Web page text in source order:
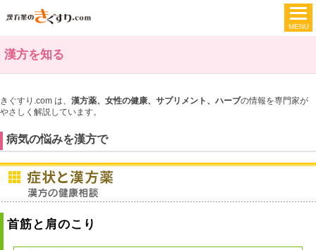
漢方を知る
きぐすり.com は、 漢方薬、女性の健康、サプリメント、ハーブの情報を専門家が
やさしく解説しています。
病気の悩みを漢方で
首筋と肩のこり